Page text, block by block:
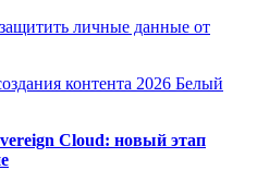
личные данные от
контента 2026 Белый
Cloud: новый этап